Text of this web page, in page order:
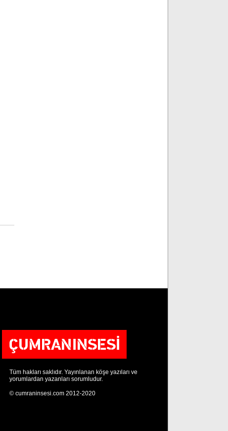
Tüm hakları saklıdır. Yayınlanan köşe yazıları ve
yorumlardan yazanları sorumludur.
© cumraninsesi.com 2012-2020